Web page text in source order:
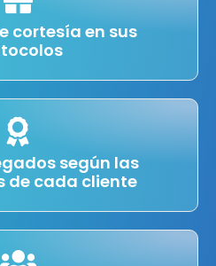
cortesía en sus
según las
de cada cliente